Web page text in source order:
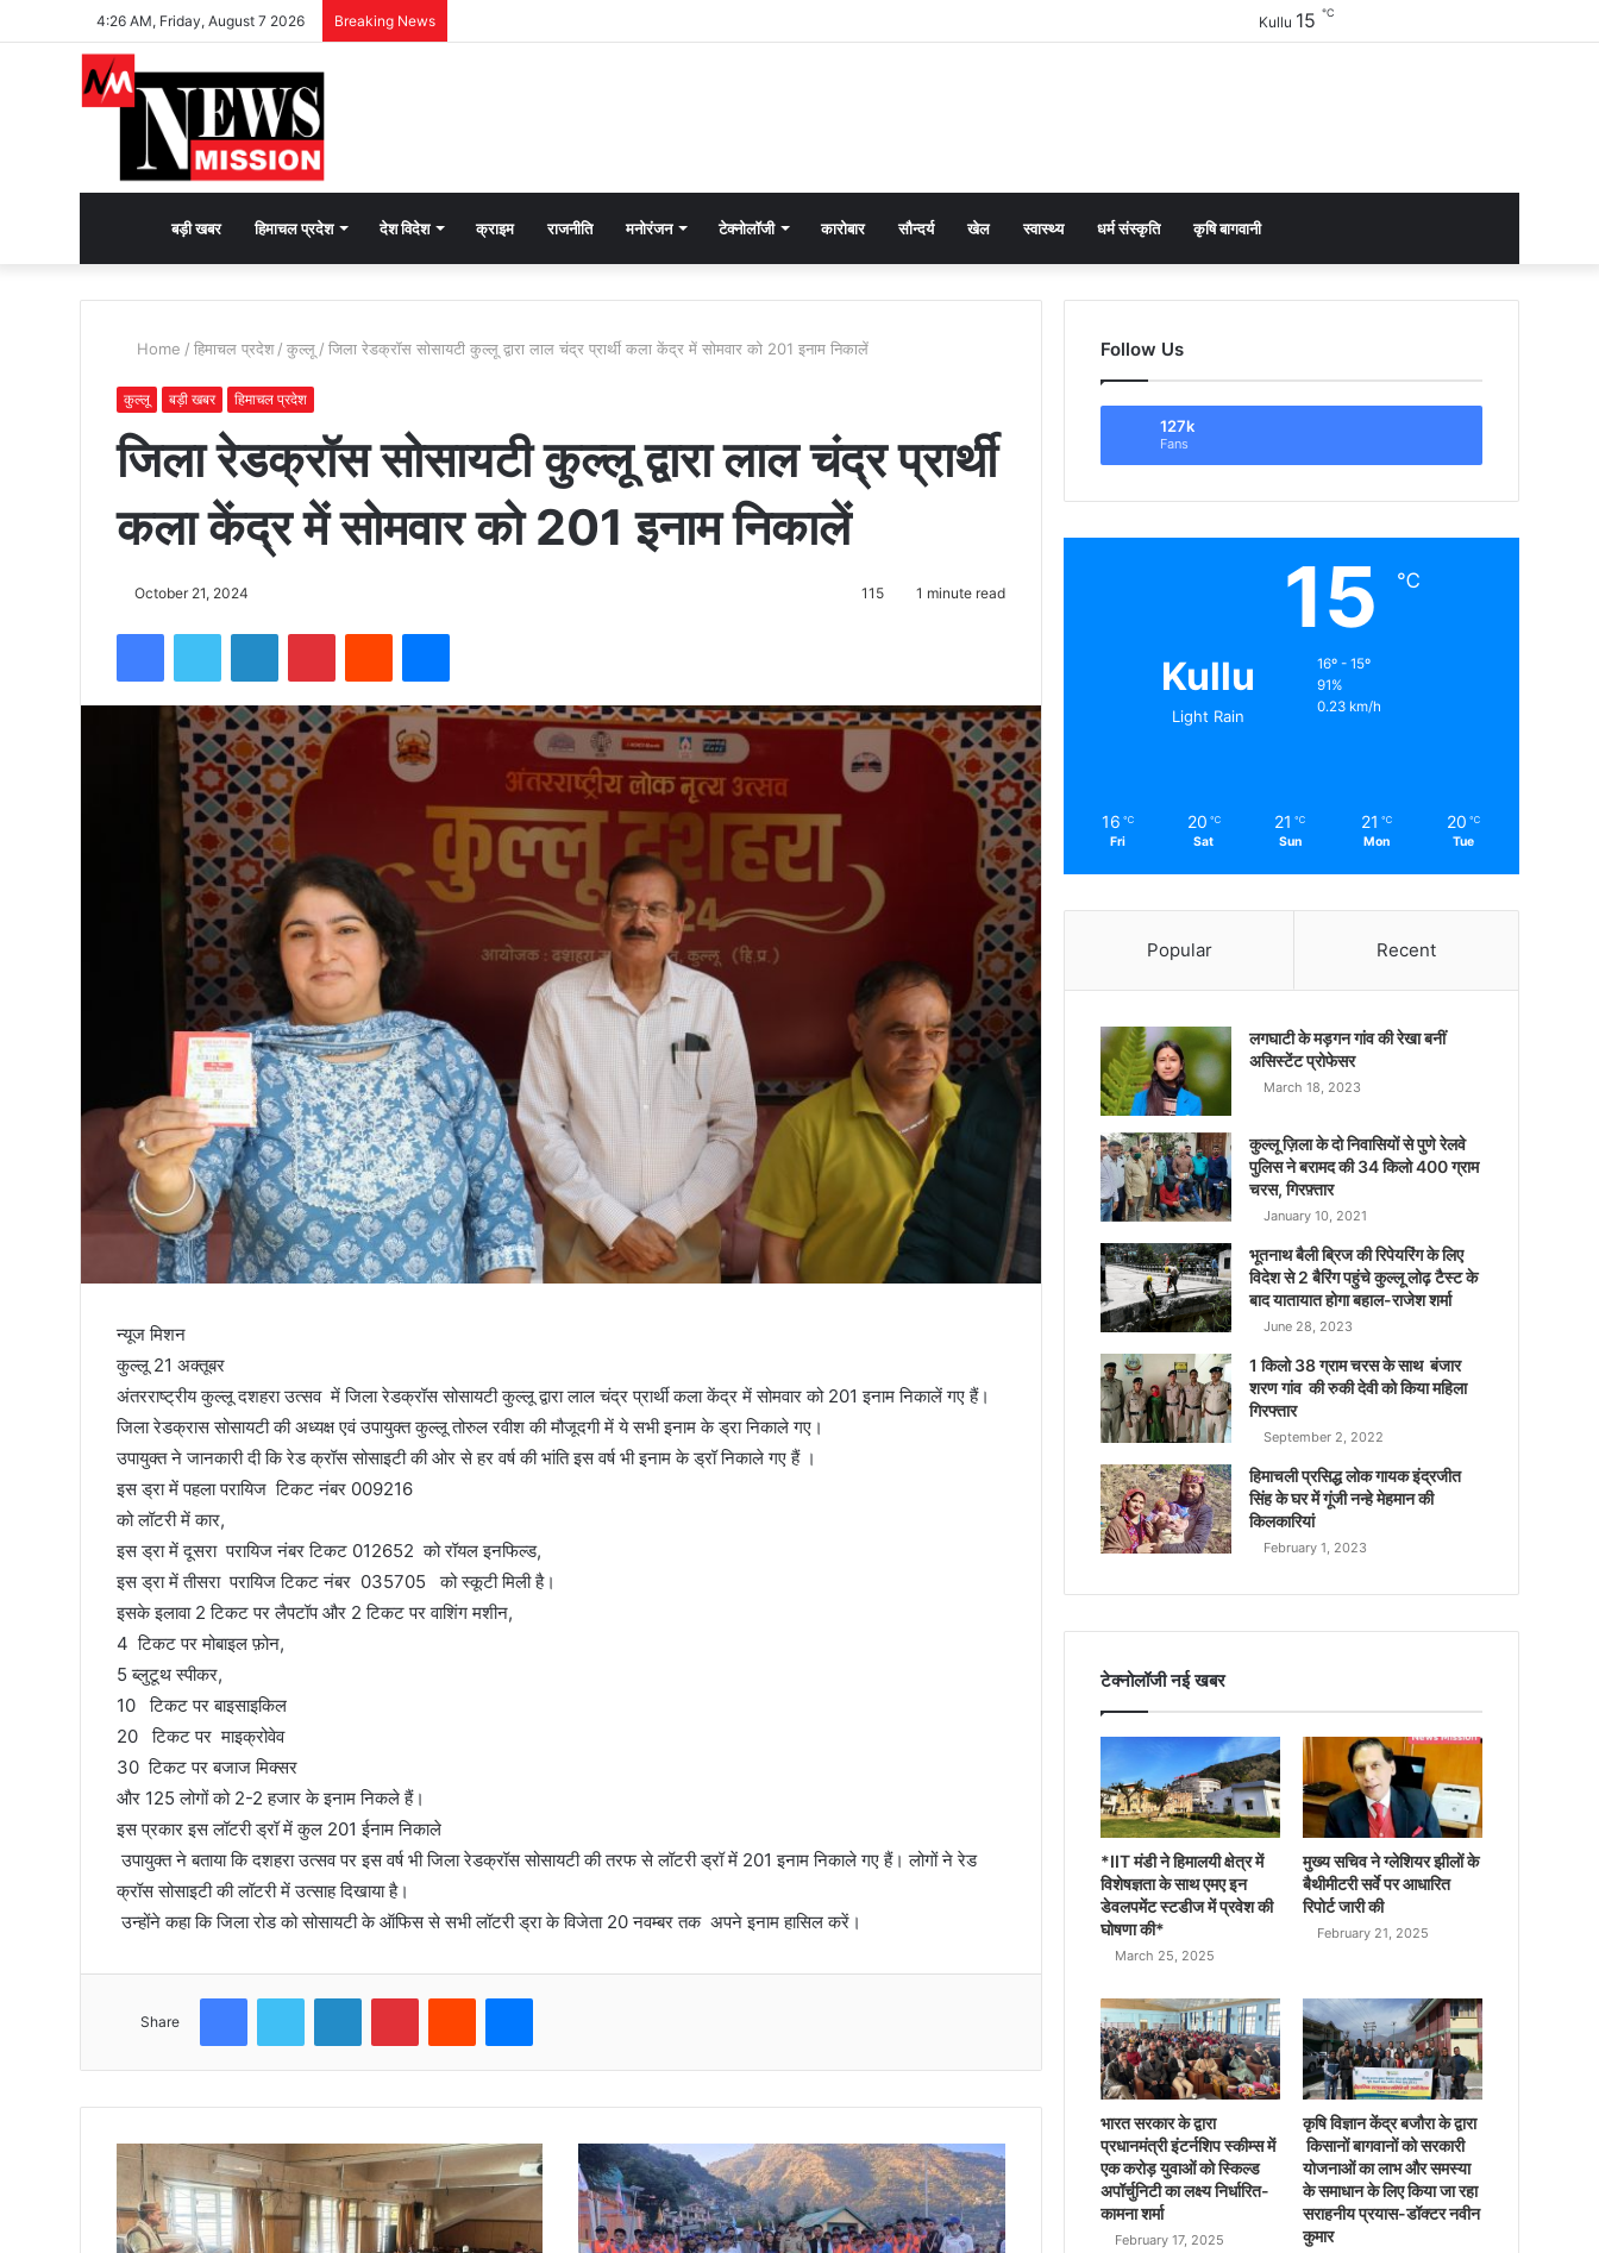
4:26 AM, Friday, August 7 2026 Breaking News Kullu 15 ℃
भक्ति
भावना
जगाने
को
बड़ी खबर हिमाचल प्रदेश देश विदेश क्राइम राजनीति मनोरंजन टेक्नोलॉजी कारोबार सौन्दर्य खेल स्वास्थ्य धर्म संस्कृति कृषि बागवानी
Home / हिमाचल प्रदेश / कुल्लू / जिला रेडक्रॉस सोसायटी कुल्लू द्वारा लाल चंद्र प्रार्थी कला केंद्र में सोमवार को 201 इनाम निकालें
कुल्लू बड़ी खबर हिमाचल प्रदेश
जिला रेडक्रॉस सोसायटी कुल्लू द्वारा लाल चंद्र प्रार्थी
कला केंद्र में सोमवार को 201 इनाम निकालें
October 21, 2024 115 1 minute read
न्यूज मिशन
कुल्लू 21 अक्तूबर
अंतरराष्ट्रीय कुल्लू दशहरा उत्सव में जिला रेडक्रॉस सोसायटी कुल्लू द्वारा लाल चंद्र प्रार्थी कला केंद्र में सोमवार को 201 इनाम निकालें गए हैं।
जिला रेडक्रास सोसायटी की अध्यक्ष एवं उपायुक्त कुल्लू तोरुल रवीश की मौजूदगी में ये सभी इनाम के ड्रा निकाले गए।
उपायुक्त ने जानकारी दी कि रेड क्रॉस सोसाइटी की ओर से हर वर्ष की भांति इस वर्ष भी इनाम के ड्रॉ निकाले गए हैं ।
इस ड्रा में पहला परायिज टिकट नंबर 009216
को लॉटरी में कार,
इस ड्रा में दूसरा परायिज नंबर टिकट 012652 को रॉयल इनफिल्ड,
इस ड्रा में तीसरा परायिज टिकट नंबर 035705 को स्कूटी मिली है।
इसके इलावा 2 टिकट पर लैपटॉप और 2 टिकट पर वाशिंग मशीन,
4 टिकट पर मोबाइल फ़ोन,
5 ब्लुटूथ स्पीकर,
10 टिकट पर बाइसाइकिल
20 टिकट पर माइक्रोवेव
30 टिकट पर बजाज मिक्सर
और 125 लोगों को 2-2 हजार के इनाम निकले हैं।
इस प्रकार इस लॉटरी ड्रॉ में कुल 201 ईनाम निकाले
उपायुक्त ने बताया कि दशहरा उत्सव पर इस वर्ष भी जिला रेडक्रॉस सोसायटी की तरफ से लॉटरी ड्रॉ में 201 इनाम निकाले गए हैं। लोगों ने रेड
क्रॉस सोसाइटी की लॉटरी में उत्साह दिखाया है।
उन्होंने कहा कि जिला रोड को सोसायटी के ऑफिस से सभी लॉटरी ड्रा के विजेता 20 नवम्बर तक अपने इनाम हासिल करें।
Share
Follow Us
127k
Fans
Kullu
Light Rain
15 ℃
16º - 15º
91%
0.23 km/h
16 ℃
Fri
20 ℃
Sat
21 ℃
Sun
21 ℃
Mon
20 ℃
Tue
Popular Recent
लगघाटी के मड़गन गांव की रेखा बनीं
असिस्टेंट प्रोफेसर
March 18, 2023
कुल्लू ज़िला के दो निवासियों से पुणे रेलवे
पुलिस ने बरामद की 34 किलो 400 ग्राम
चरस, गिरफ़्तार
January 10, 2021
भूतनाथ बैली ब्रिज की रिपेयरिंग के लिए
विदेश से 2 बैरिंग पहुंचे कुल्लू लोढ़ टैस्ट के
बाद यातायात होगा बहाल-राजेश शर्मा
June 28, 2023
1 किलो 38 ग्राम चरस के साथ बंजार
शरण गांव की रुकी देवी को किया महिला
गिरफ्तार
September 2, 2022
हिमाचली प्रसिद्ध लोक गायक इंद्रजीत
सिंह के घर में गूंजी नन्हे मेहमान की
किलकारियां
February 1, 2023
टेक्नोलॉजी नई खबर
*IIT मंडी ने हिमालयी क्षेत्र में
विशेषज्ञता के साथ एमए इन
डेवलपमेंट स्टडीज में प्रवेश की
घोषणा की*
March 25, 2025
मुख्य सचिव ने ग्लेशियर झीलों के
बैथीमीटरी सर्वे पर आधारित
रिपोर्ट जारी की
February 21, 2025
भारत सरकार के द्वारा
प्रधानमंत्री इंटर्नशिप स्कीम्स में
एक करोड़ युवाओं को स्किल्ड
अपॉर्चुनिटी का लक्ष्य निर्धारित-
कामना शर्मा
February 17, 2025
कृषि विज्ञान केंद्र बजौरा के द्वारा
किसानों बागवानों को सरकारी
योजनाओं का लाभ और समस्या
के समाधान के लिए किया जा रहा
सराहनीय प्रयास-डॉक्टर नवीन
कुमार